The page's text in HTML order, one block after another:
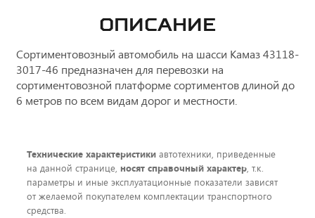
ОПИСАНИЕ
Сортиментовозный автомобиль на шасси Камаз 43118-
3017-46 предназначен для перевозки на
сортиментовозной платформе сортиментов длиной до
6 метров по всем видам дорог и местности.
Технические характеристики автотехники, приведенные
на данной странице, носят справочный характер, т.к.
параметры и иные эксплуатационные показатели зависят
от желаемой покупателем комплектации транспортного
средства.